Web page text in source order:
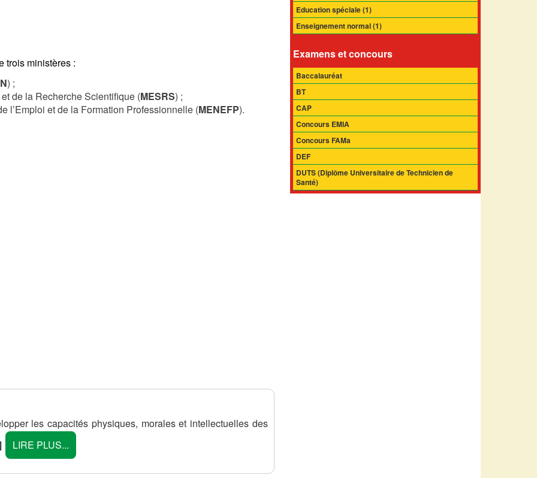
trois ministères :
) ;
de la Recherche Scientifique (MESRS) ;
l’Emploi et de la Formation Professionnelle (MENEFP).
les capacités physiques, morales et intellectuelles des
LIRE PLUS...
Education spéciale (1)
Enseignement normal (1)
Examens et concours
Baccalauréat
BT
CAP
Concours EMIA
Concours FAMa
DEF
DUTS (Diplôme Universitaire de Technicien de
Santé)